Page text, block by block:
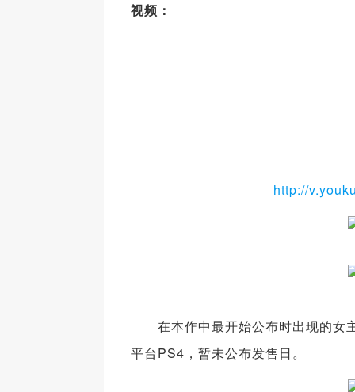
视频：
http://
在本作中最开始公布时出现的女
平台PS4，暂未公布发售日。